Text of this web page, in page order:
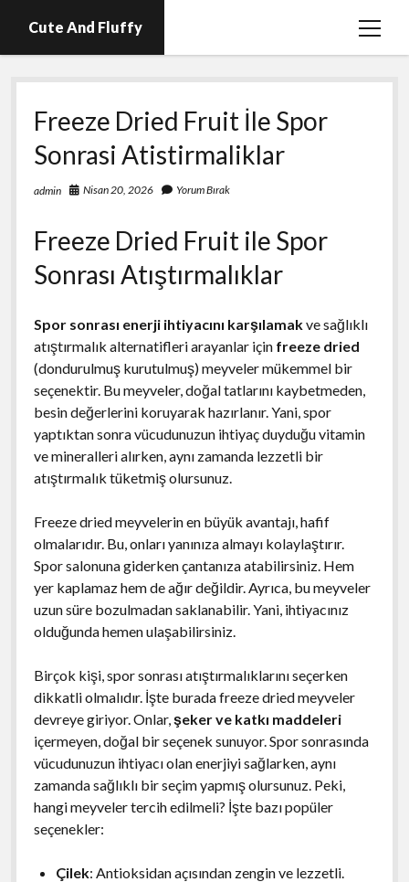
Cute And Fluffy
menüyü
En İyi Telegram Abone Hilesi Ücretsiz
Igtv Beğeni Atma Hilesi Bedava
Igtv Izlenme Arttırma Hilesi Parasız
Instagram Bot Hesap Ne Demek?
Sayfa Listesi
Freeze Dried Fruit İle Spor
Sonrasi Atistirmaliklar
admin Nisan 20, 2026 Yorum Bırak
Freeze Dried Fruit ile Spor
Sonrası Atıştırmalıklar
Spor sonrası enerji ihtiyacını karşılamakve sağlıklı
atıştırmalık alternatifleri arayanlar için freeze dried
(dondurulmuş kurutulmuş) meyveler mükemmel bir
seçenektir. Bu meyveler, doğal tatlarını kaybetmeden,
besin değerlerini koruyarak hazırlanır. Yani, spor
yaptıktan sonra vücudunuzun ihtiyaç duyduğu vitamin
ve mineralleri alırken, aynı zamanda lezzetli bir
atıştırmalık tüketmiş olursunuz.
Freeze dried meyvelerin en büyük avantajı, hafif
olmalarıdır. Bu, onları yanınıza almayı kolaylaştırır.
Spor salonuna giderken çantanıza atabilirsiniz. Hem
yer kaplamaz hem de ağır değildir. Ayrıca, bu meyveler
uzun süre bozulmadan saklanabilir. Yani, ihtiyacınız
olduğunda hemen ulaşabilirsiniz.
Birçok kişi, spor sonrası atıştırmalıklarını seçerken
dikkatli olmalıdır. İşte burada freeze dried meyveler
devreye giriyor. Onlar,şeker ve katkı maddeleri
içermeyen, doğal bir seçenek sunuyor. Spor sonrasında
vücudunuzun ihtiyacı olan enerjiyi sağlarken, aynı
zamanda sağlıklı bir seçim yapmış olursunuz. Peki,
hangi meyveler tercih edilmeli? İşte bazı popüler
seçenekler:
Çilek: Antioksidan açısından zengin ve lezzetli.